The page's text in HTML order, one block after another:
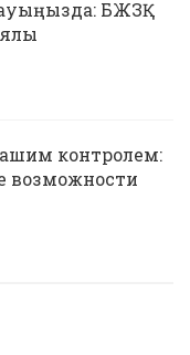
БЖЗҚ
контролем:
возможности